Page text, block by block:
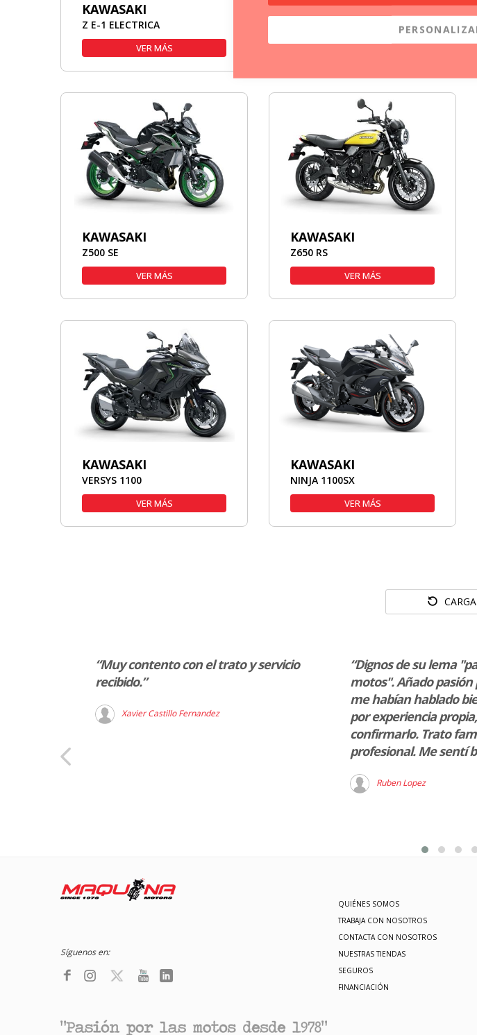
KAWASAKI
Z E-1 ELECTRICA
VER MÁS
KAWASAKI
VER MÁS
KAWASAKI
Z500 SE
VER MÁS
KAWASAKI
Z650 RS
VER MÁS
KAWASAKI
VERSYS 1100
VER MÁS
KAWASAKI
NINJA 1100SX
VER MÁS
“Muy contento con el trato y servicio
recibido.”
Xavier Castillo Fernandez
“Dignos de su lema
motos". Añado pasión
me habían hablado
por experiencia
confirmarlo. Trato
profesional. Me sentí
Ruben Lopez
Síguenos en:
QUIÉNES SOMOS
TRABAJA CON NOSOTROS
CONTACTA CON NOSOTROS
NUESTRAS TIENDAS
SEGUROS
FINANCIACIÓN